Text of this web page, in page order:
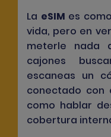
La eSIM es
vida, pero en
meterle nada
cajones
escaneas un
conectado con
como hablar
cobertura